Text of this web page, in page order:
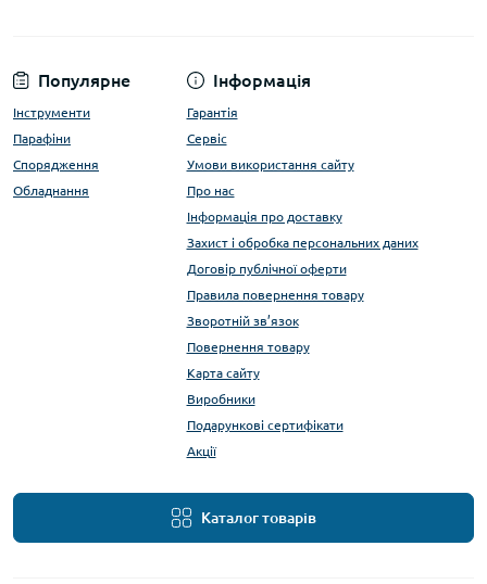
Популярне
Інструменти
Парафіни
Спорядження
Обладнання
Інформація
Гарантія
Сервіс
Умови використання сайту
Про нас
Інформація про доставку
Захист і обробка персональних даних
Договір публічної оферти
Правила повернення товару
Зворотній зв’язок
Повернення товару
Карта сайту
Виробники
Подарункові сертифікати
Акції
Каталог товарів